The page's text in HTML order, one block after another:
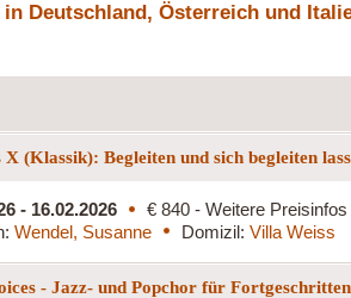
Deutschland, Österreich und
(Klassik): Begleiten und sich begleiten
- 16.02.2026
€ 840 - Weitere Preisinfos
Wendel, Susanne Domizil: Villa Weiss
- Jazz- und Popchor für